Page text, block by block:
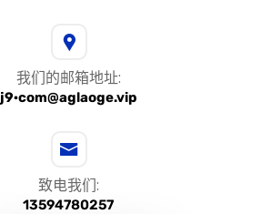
我们的邮箱地址:
j9·com@aglaoge.vip
致电我们:
13594780257